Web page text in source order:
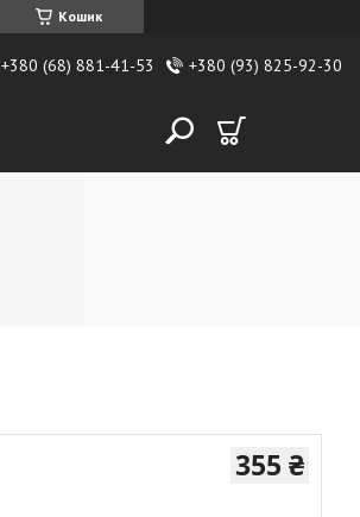
Кошик
+380 (68) 881-41-53 +380 (93) 825-92-30
355 ₴